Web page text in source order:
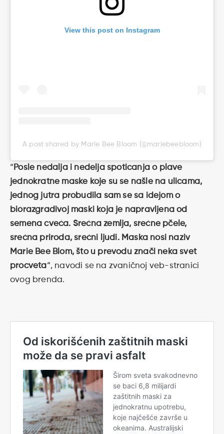
View this post on Instagram
A post shared by Marie Bee Bloom (@mariebeebloom)
“ Posle nedalja i nedelja spoticanja o plave
jednokratne maske koje su se našle na ulicama,
jednog jutra probudila sam se sa idejom o
biorazgradivoj maski koja je napravljena od
semena cveća. Srećna zemlja, srećne pčele,
srećna priroda, srećni ljudi. Maska nosi naziv
Marie Bee Blom, što u prevodu znači neka svet
procveta“, navodi se na zvaničnoj veb-stranici
ovog brenda.